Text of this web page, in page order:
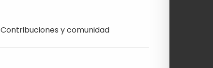
Contribuciones y comunidad